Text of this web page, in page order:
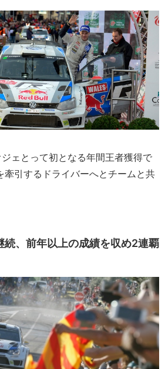
ェとって初となる年間王者獲得で
牽引するドライバーへとチームと共
、前年以上の成績を収め2連覇